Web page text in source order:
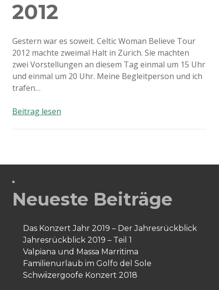
2012
Gestern war es soweit. Celtic Woman Believe Tour
2012 machte zweimal Halt in Zürich. Sie machten
zwei Vorstellungen an diesem Tag einmal um 15 Uhr
und einmal um 20 Uhr. Meine Begleitperson und ich
trafen…
Beitrag lesenBelieve
Neueste Beiträge
Das Konzert Jahr 2019 – Der Jahresrückblick
Jahresrückblick 2019 – Teil 1
Valpiana und Massa Marritima
Familienurlaub im Golfo del Sole
Schwiizergoofe Konzert 2018